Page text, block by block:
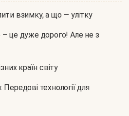
взимку, а що — улітку
– це дуже дорого! Але не з
країн світу
технології для